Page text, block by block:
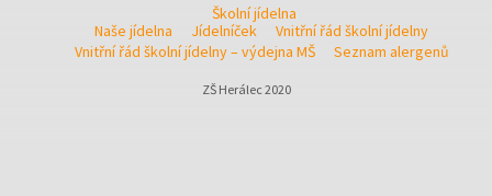
Školní jídelna
Naše jídelna
Jídelníček
Vnitřní řád školní jídelny
Vnitřní řád školní jídelny – výdejna MŠ
Seznam alergenů
ZŠ Herálec 2020